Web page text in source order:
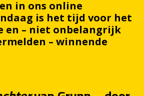
in ons online
is het tijd voor het
en – niet onbelangrijk
– winnende